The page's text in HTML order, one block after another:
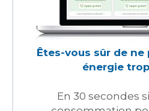
Êtes-vous sûr de
énergie
En 30 secondes